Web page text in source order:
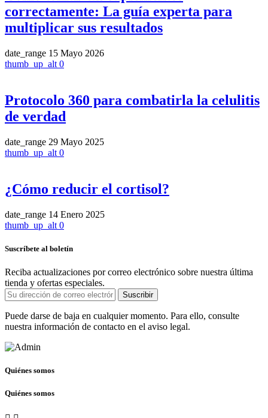
correctamente: La guía experta para
multiplicar sus resultados
date_range 15 Mayo 2026
thumb_up_alt 0
Protocolo 360 para combatirla la celulitis
de verdad
date_range 29 Mayo 2025
thumb_up_alt 0
¿Cómo reducir el cortisol?
date_range 14 Enero 2025
thumb_up_alt 0
Suscríbete al boletín
Reciba actualizaciones por correo electrónico sobre nuestra última
tienda y ofertas especiales.
Suscribir
Puede darse de baja en cualquier momento. Para ello, consulte
nuestra información de contacto en el aviso legal.
Quiénes somos
Quiénes somos